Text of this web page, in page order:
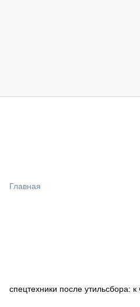
СПЕЦПРОЕКТЫ
Главная
спецтехники после утильсбора: